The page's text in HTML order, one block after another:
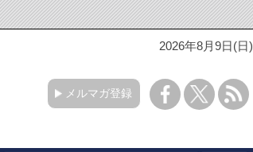
2026年8月9日(日)
メルマガ登録